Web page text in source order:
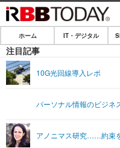
ホーム
IT・デジタル
ショッピング
エンタメTOP
ライフ
ホーム IT・デジタル
注目記事
10G光回線導入レポ
パーソナル情報のビジ
アノニマス研究……約束